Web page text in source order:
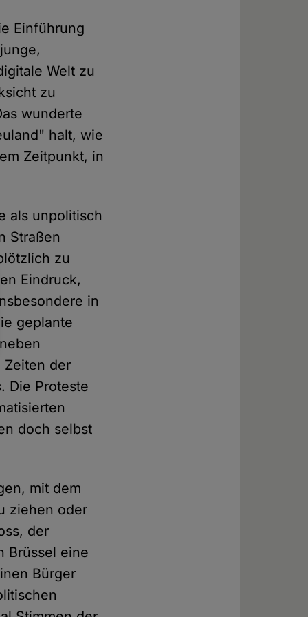
Einführung
Welt zu
zu
wunderte
halt, wie
Zeitpunkt, in
als unpolitisch
Straßen
zu
Eindruck,
in
geplante
Zeiten der
Die Proteste
doch selbst
mit dem
ziehen oder
der
Brüssel eine
Bürger